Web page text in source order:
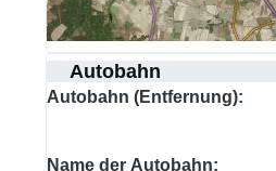
Autobahn
Autobahn (Entfernung)
Name der Autobahn